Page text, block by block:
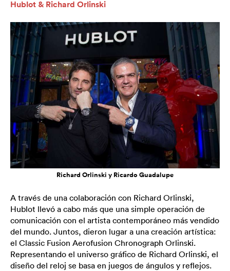
Hublot & Richard Orlinski
Richard Orlinski y Ricardo Guadalupe
A través de una colaboración con Richard Orlinski,
Hublot llevó a cabo más que una simple operación de
comunicación con el artista contemporáneo más vendido
del mundo. Juntos, dieron lugar a una creación artística:
el Classic Fusion Aerofusion Chronograph Orlinski.
Representando el universo gráfico de Richard Orlinski, el
diseño del reloj se basa en juegos de ángulos y reflejos.